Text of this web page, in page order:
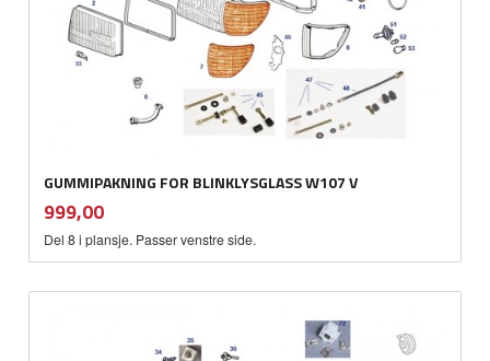
GUMMIPAKNING FOR BLINKLYSGLASS W107 V
Pris
999,00mva.
Del 8 i plansje. Passer venstre side.